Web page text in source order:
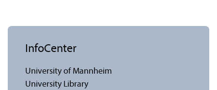
InfoCenter
University of Mannheim
University Library